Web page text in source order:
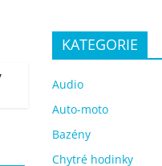
KATEGORIE
Audio
Auto-moto
Bazény
Chytré hodinky